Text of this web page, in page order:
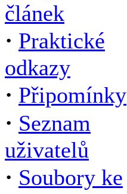
článek
· Praktické
odkazy
· Připomínky
· Seznam
uživatelů
· Soubory ke